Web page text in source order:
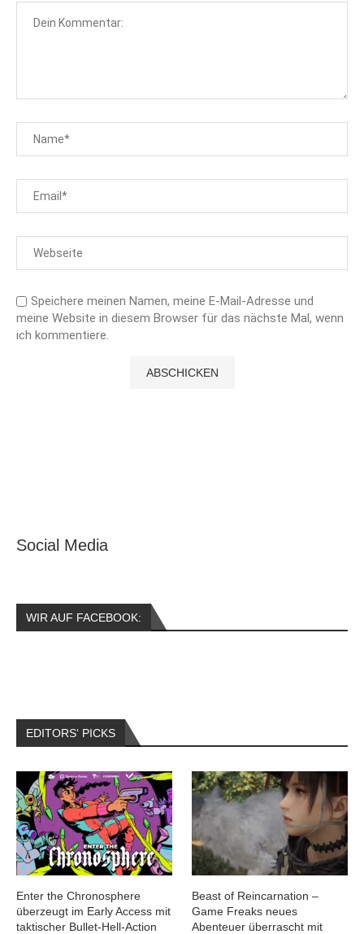
Speichere meinen Namen, meine E-Mail-Adresse und
meine Website in diesem Browser für das nächste Mal, wenn
ich kommentiere.
Social Media
WIR AUF FACEBOOK:
EDITORS‘ PICKS
Enter the Chronosphere
überzeugt im Early Access mit
taktischer Bullet-Hell-Action
Beast of Reincarnation –
Game Freaks neues
Abenteuer überrascht mit